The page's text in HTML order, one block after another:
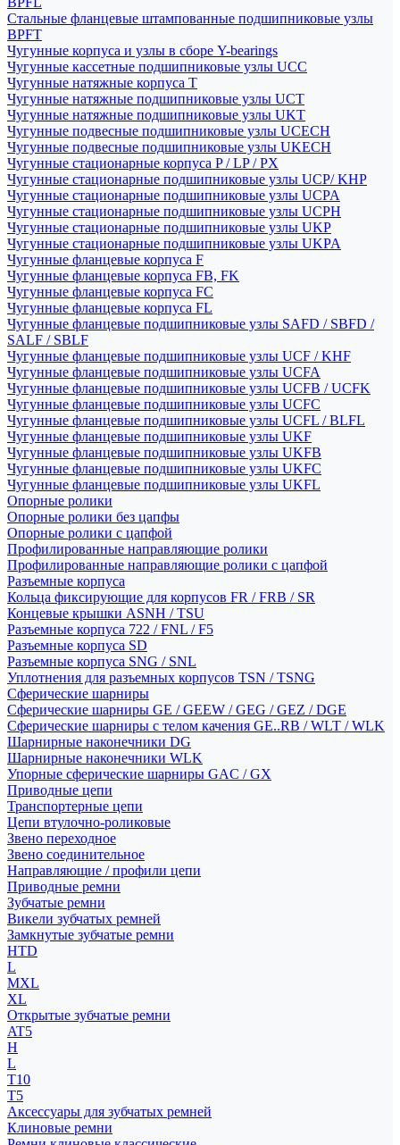
Стальные фланцевые штампованные подшипниковые узлы
BPFT
Чугунные корпуса и узлы в сборе Y-bearings
Чугунные кассетные подшипниковые узлы UCC
Чугунные натяжные корпуса T
Чугунные натяжные подшипниковые узлы UCT
Чугунные натяжные подшипниковые узлы UKT
Чугунные подвесные подшипниковые узлы UCECH
Чугунные подвесные подшипниковые узлы UKECH
Чугунные стационарные корпуса P / LP / PX
Чугунные стационарные подшипниковые узлы UCP/ KHP
Чугунные стационарные подшипниковые узлы UCPA
Чугунные стационарные подшипниковые узлы UCPH
Чугунные стационарные подшипниковые узлы UKP
Чугунные стационарные подшипниковые узлы UKPA
Чугунные фланцевые корпуса F
Чугунные фланцевые корпуса FB, FK
Чугунные фланцевые корпуса FC
Чугунные фланцевые корпуса FL
Чугунные фланцевые подшипниковые узлы SAFD / SBFD /
SALF / SBLF
Чугунные фланцевые подшипниковые узлы UCF / KHF
Чугунные фланцевые подшипниковые узлы UCFA
Чугунные фланцевые подшипниковые узлы UCFB / UCFK
Чугунные фланцевые подшипниковые узлы UCFC
Чугунные фланцевые подшипниковые узлы UCFL / BLFL
Чугунные фланцевые подшипниковые узлы UKF
Чугунные фланцевые подшипниковые узлы UKFB
Чугунные фланцевые подшипниковые узлы UKFC
Чугунные фланцевые подшипниковые узлы UKFL
Опорные ролики
Опорные ролики без цапфы
Опорные ролики с цапфой
Профилированные направляющие ролики
Профилированные направляющие ролики с цапфой
Разъемные корпуса
Кольца фиксирующие для корпусов FR / FRB / SR
Концевые крышки ASNH / TSU
Разъемные корпуса 722 / FNL / F5
Разъемные корпуса SD
Разъемные корпуса SNG / SNL
Уплотнения для разъемных корпусов TSN / TSNG
Сферические шарниры
Сферические шарниры GE / GEEW / GEG / GEZ / DGE
Сферические шарниры с телом качения GE..RB / WLT / WLK
Шарнирные наконечники DG
Шарнирные наконечники WLK
Упорные сферические шарниры GAC / GX
Приводные цепи
Транспортерные цепи
Цепи втулочно-роликовые
Звено переходное
Звено соединительное
Направляющие / профили цепи
Приводные ремни
Зубчатые ремни
Викели зубчатых ремней
Замкнутые зубчатые ремни
HTD
L
MXL
XL
Открытые зубчатые ремни
AT5
H
L
T10
T5
Аксессуары для зубчатых ремней
Клиновые ремни